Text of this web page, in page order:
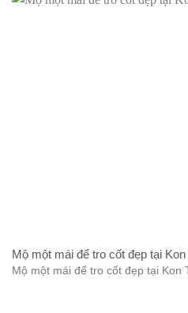
Mộ một mái để tro cốt đẹp tại Kon
Mộ một mái để tro cốt đẹp tại Kon